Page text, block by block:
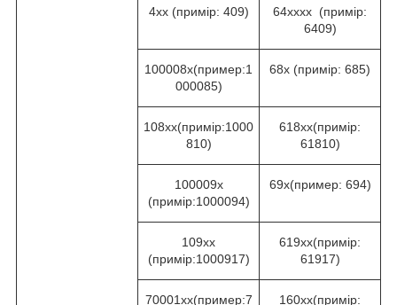
4хх (примір: 409)
64хххх (примір:
6409)
100008х(пример:1
000085)
68х (примір: 685)
108xx(примір:1000
810)
618xx(примір:
61810)
100009х
(примір:1000094)
69х(пример: 694)
109xх
(примір:1000917)
619xx(примір:
61917)
70001хх(пример:7
160хх(примір: